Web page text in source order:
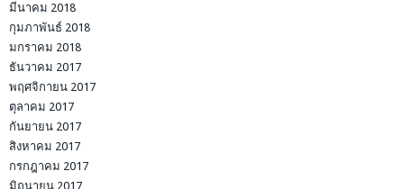
มีนาคม 2018
กุมภาพันธ์ 2018
มกราคม 2018
ธันวาคม 2017
พฤศจิกายน 2017
ตุลาคม 2017
กันยายน 2017
สิงหาคม 2017
กรกฎาคม 2017
มิถุนายน 2017